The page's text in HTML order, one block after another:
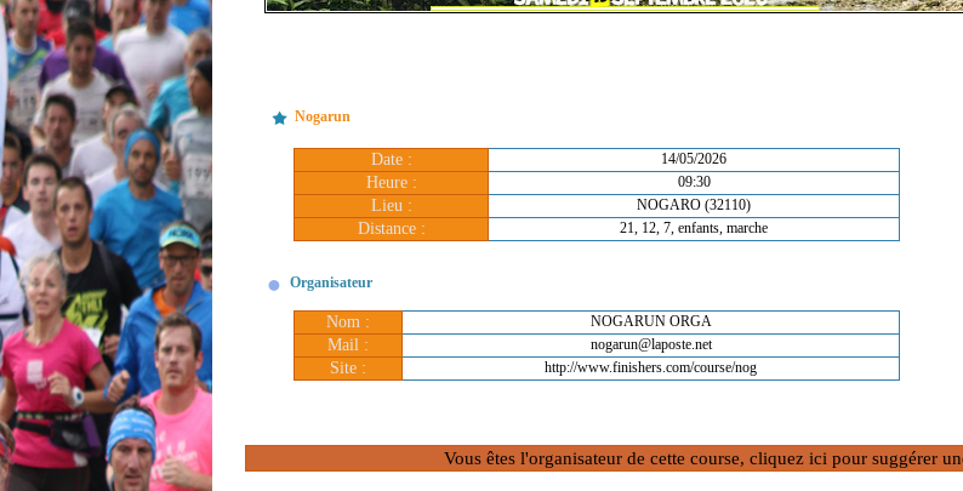
Nogarun
Date : 14/05/2026
Heure : 09:30
Lieu : NOGARO (32110)
Distance : 21, 12, 7, enfants, marche
Organisateur
Nom : NOGARUN ORGA
Mail : nogarun@laposte.net
Site : http://www.finishers.com/course/nog
Vous êtes l'organisateur de cette course, cliquez ici pour suggérer